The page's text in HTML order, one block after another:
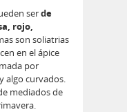
serde
rojo,
son soliatrias
en el ápice
por
algo curvados.
mediados de